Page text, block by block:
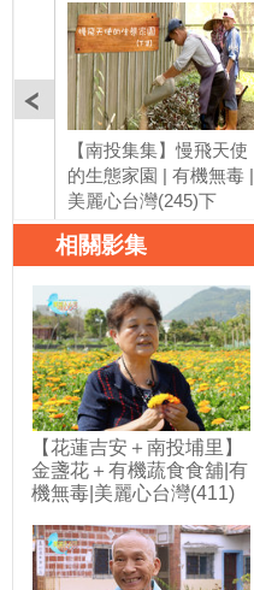
【南投集集】慢飛天使
的生態家園 | 有機無毒 |
美麗心台灣(245)下
相關影集
【花蓮吉安＋南投埔里】
金盞花＋有機蔬食食舖|有
機無毒|美麗心台灣(411)